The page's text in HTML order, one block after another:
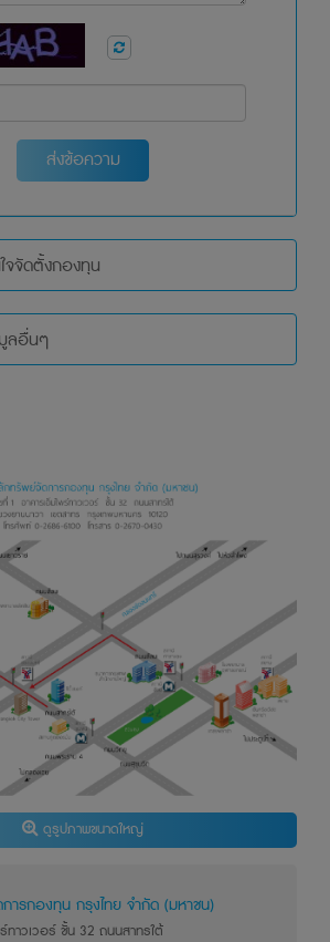
ส่งข้อความ
จจัดตั้งกองทุน
ลอื่นๆ
ดูรูปภาพขนาดใหญ่
ารกองทุน กรุงไทย จำกัด (มหาชน)
ทาวเวอร์ ชั้น 32 ถนนสาทรใต้
เพื่อกองทุนรวม โดยบริษัทจัดการจะจัดให้มี
กันความขัดแย้งทางผลประโยชน์เพื่อให้เกิด
ต่อผู้ถือหน่วยลงทุนตามที่ประกาศสำนักงาน
ำเนินงานของกองทุนรวมบนเว็บไซด์นี้ ได้จัดทำ
านการวัดผลการดำเนินงานของสมาคมบริษัท
นาคต
วมเพื่อการเลี้ยงชีพและกองทุนรวมหุ้นระยะ
สามารถนำหน่วยลงทุนของกองทุนไปจำหน่าย
ำไปเป็นประกัน
ลงทุนของกองทุน จะไม่ได้รับสิทธิประโยชน์
ษีที่เคยได้รับภายในกำหนดเวลา มิฉะนั้นจะต้อง
นุญาตให้พนักงานลงทุนในหลักทรัพย์เพื่อ
จะต้องปฏิบัติตามจรรยาบรรณ และประกาศต่าง
ษัทจัดการลงทุนกำหนด และจะต้องเปิดเผยการ
ให้บริษัทจัดการ เพื่อที่บริษัทจัดการจะสามารถ
ารซื้อขายหลักทรัพย์ของพนักงานได้
ากฎอยู่ในเว็บไซต์นี้ บริษัทจัดการได้ใช้ความ
จัดทำและรวบรวมขึ้นบนพื้นฐานของแหล่งข้อมูล
ถือ เพื่อทำให้ข้อมูลต่างๆ มีความถูกต้องมาก
นไปได้ อย่างไรก็ตาม บริษัทจัดการ และผู้บริหาร
เจ้าหน้าที่ของบริษัทจัดการ มิอาจรับประกัน
รบถ้วน หรือความน่าเชื่อถือของข้อมูลดัง
อาจมีสาเหตุมาจากข้อมูลนั้นเอง หรืออาจมา
ด ดังนั้น หากผู้ลงทุนจะใช้ข้อมูลที่ปรากฏอยู่ใน
ารดำเนินการอย่างใดอย่างหนึ่ง ผู้ลงทุนควรใช้
พิจารณาตัดสินใจด้วย
อความ หน้าจอต่าง ๆ ที่ปรากฏบนเว็บไซต์นี้